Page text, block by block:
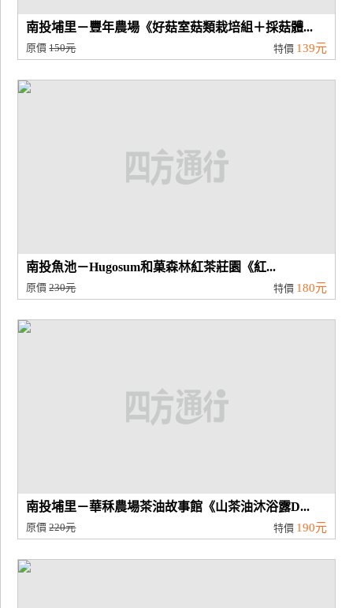
南投埔里－豐年農場《好菇室菇類栽培組＋採菇體...
原價150元 特價 139元
南投魚池－Hugosum和菓森林紅茶莊園《紅...
原價230元 特價 180元
南投埔里－華秝農場茶油故事館《山茶油沐浴露D...
原價220元 特價 190元